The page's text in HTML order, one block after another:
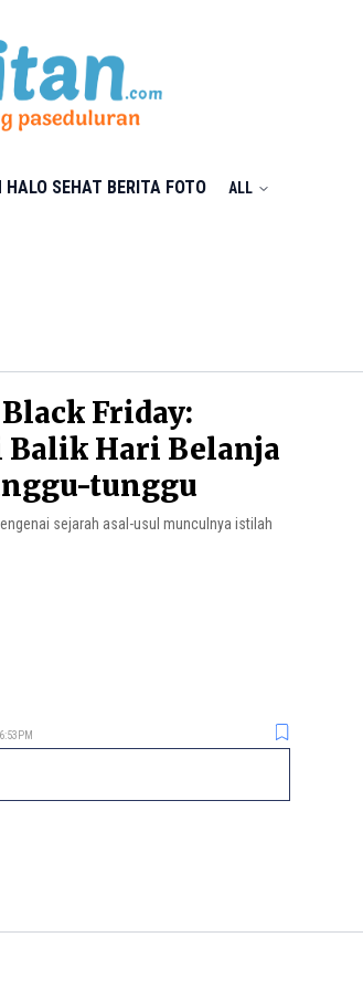
HALO SEHAT BERITA FOTO ALL
Friday:
Balik Hari Belanja
tunggu
sejarah asal-usul munculnya istilah